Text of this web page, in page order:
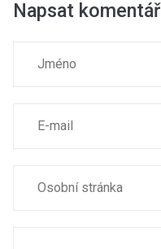
Napsat komentář